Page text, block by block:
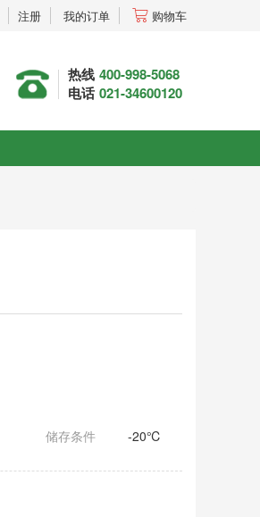
注册 我的订单 购物车
热线
电话
400-998-5068
021-34600120
储存条件 -20℃